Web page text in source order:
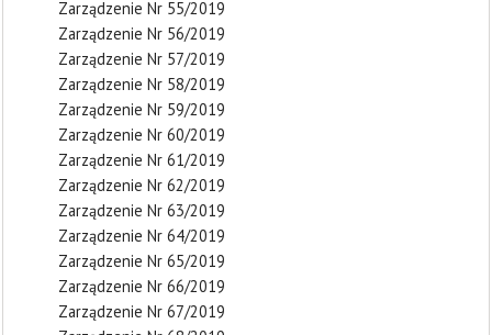
Zarządzenie Nr 55/2019
Zarządzenie Nr 56/2019
Zarządzenie Nr 57/2019
Zarządzenie Nr 58/2019
Zarządzenie Nr 59/2019
Zarządzenie Nr 60/2019
Zarządzenie Nr 61/2019
Zarządzenie Nr 62/2019
Zarządzenie Nr 63/2019
Zarządzenie Nr 64/2019
Zarządzenie Nr 65/2019
Zarządzenie Nr 66/2019
Zarządzenie Nr 67/2019